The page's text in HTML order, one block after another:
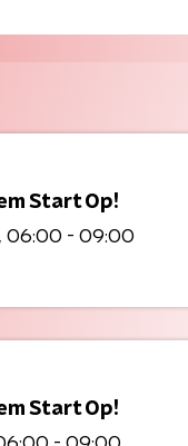
Start Op!
06:00 - 09:00
Start Op!